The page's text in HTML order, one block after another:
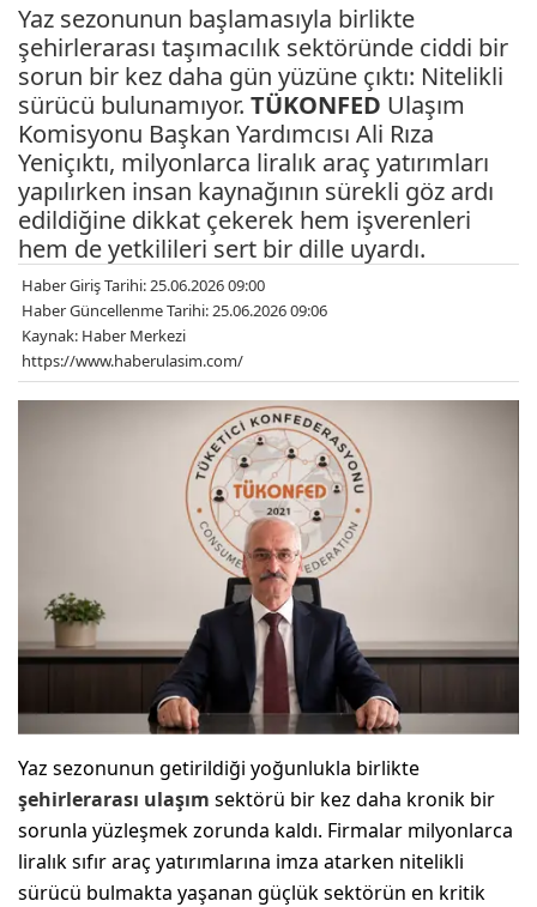
Yaz sezonunun başlamasıyla birlikte
şehirlerarası taşımacılık sektöründe ciddi bir
sorun bir kez daha gün yüzüne çıktı: Nitelikli
sürücü bulunamıyor. TÜKONFED Ulaşım
Komisyonu Başkan Yardımcısı Ali Rıza
Yeniçıktı, milyonlarca liralık araç yatırımları
yapılırken insan kaynağının sürekli göz ardı
edildiğine dikkat çekerek hem işverenleri
hem de yetkilileri sert bir dille uyardı.
Haber Giriş Tarihi: 25.06.2026 09:00
Haber Güncellenme Tarihi: 25.06.2026 09:06
Kaynak: Haber Merkezi
https://www.haberulasim.com/
Yaz sezonunun getirildiği yoğunlukla birlikte
şehirlerarası ulaşım sektörü bir kez daha kronik bir
sorunla yüzleşmek zorunda kaldı. Firmalar milyonlarca
liralık sıfır araç yatırımlarına imza atarken nitelikli
sürücü bulmakta yaşanan güçlük sektörün en kritik